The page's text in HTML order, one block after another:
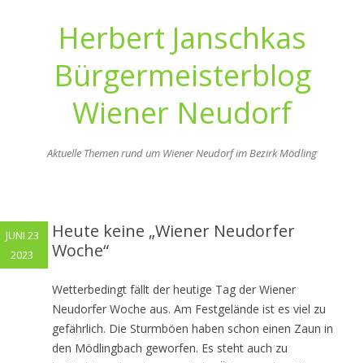
Herbert Janschkas
Bürgermeisterblog
Wiener Neudorf
Aktuelle Themen rund um Wiener Neudorf im Bezirk Mödling
Heute keine „Wiener Neudorfer
Woche“
Wetterbedingt fällt der heutige Tag der Wiener
Neudorfer Woche aus. Am Festgelände ist es viel zu
gefährlich. Die Sturmböen haben schon einen Zaun in
den Mödlingbach geworfen. Es steht auch zu
JUNI 23
2023